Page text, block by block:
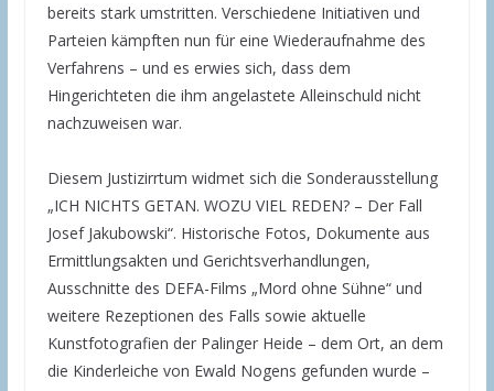
bereits stark umstritten. Verschiedene Initiativen und
Parteien kämpften nun für eine Wiederaufnahme des
Verfahrens – und es erwies sich, dass dem
Hingerichteten die ihm angelastete Alleinschuld nicht
nachzuweisen war.
Diesem Justizirrtum widmet sich die Sonderausstellung
„ICH NICHTS GETAN. WOZU VIEL REDEN? – Der Fall
Josef Jakubowski“. Historische Fotos, Dokumente aus
Ermittlungsakten und Gerichtsverhandlungen,
Ausschnitte des DEFA-Films „Mord ohne Sühne“ und
weitere Rezeptionen des Falls sowie aktuelle
Kunstfotografien der Palinger Heide – dem Ort, an dem
die Kinderleiche von Ewald Nogens gefunden wurde –